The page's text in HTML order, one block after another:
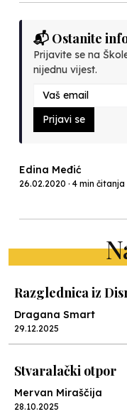
📬 Ostanite
Prijavite se na
nijednu vijest.
Prijavi se
Edina Međić
26.02.2020 · 4 min čitanja
Razglednica iz
Dragana Smart
29.12.2025
Stvaralački otpor
Mervan Miraščija
28.10.2025